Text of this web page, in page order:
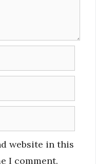
website in this
I comment.